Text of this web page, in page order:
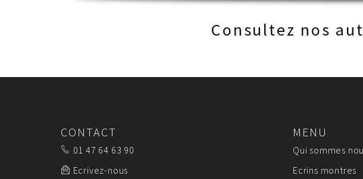
Consultez nos
CONTACT
01 47 64 63 90
Ecrivez-nous
MENU
Qui sommes
Ecrins montres